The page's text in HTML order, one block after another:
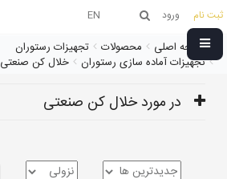
ثبت نام ورود EN
صفحه اصلی محصولات
تجهیزات رستوران
تجهیزات آماده سازی رستوران
خلال کن صنعتی
در مورد خلال کن صنعتی